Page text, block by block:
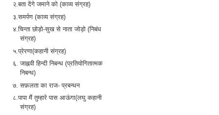
२.बता देंगे जमाने को (काव्य संग्रह)
३.समर्पण (काव्य संग्रह)
४.चिन्ता छोड़ो-सुख से नाता जोड़ो (निबंध
संग्रह)
५.प्रेरणा(कहानी संग्रह)
६. जाह्नवी हिन्दी निबन्ध (प्रतियोगितात्मक
निबन्ध)
७. सफ़लता का राज- प्रबन्धन
८.पापा मैं तुम्हारे पास आऊंगा(लघु कहानी
संग्रह)